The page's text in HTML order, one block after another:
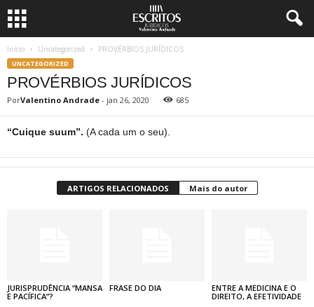
Início Uncategorized PROVÉRBIOS JURÍDICOS
UNCATEGORIZED
PROVÉRBIOS JURÍDICOS
PorValentino Andrade - jan 26, 2020 685
“Cuique suum”. (A cada um o seu).
ARTIGOS RELACIONADOS Mais do autor
JURISPRUDÊNCIA “MANSA
E PACÍFICA”?
FRASE DO DIA
ENTRE A MEDICINA E O
DIREITO, A EFETIVIDADE